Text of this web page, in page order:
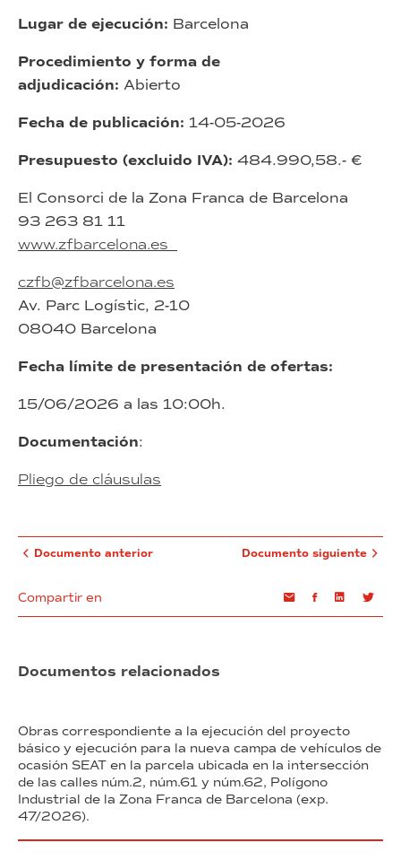
Lugar de ejecución: Barcelona
Procedimiento y forma de
adjudicación: Abierto
Fecha de publicación: 14-05-2026
Presupuesto (excluido IVA): 484.990,58.- €
El Consorci de la Zona Franca de Barcelona
93 263 81 11
www.zfbarcelona.es
czfb@zfbarcelona.es
Av. Parc Logístic, 2-10
08040 Barcelona
Fecha límite de presentación de ofertas:
15/06/2026 a las 10:00h.
Documentación:
Pliego de cláusulas
Documento anterior
Compartir en EmailFacebookLinkedin
Documento siguiente
Documentos relacionados
Obras correspondiente a la ejecución del proyecto
básico y ejecución para la nueva campa de vehículos de
ocasión SEAT en la parcela ubicada en la intersección
de las calles núm.2, núm.61 y núm.62, Polígono
Industrial de la Zona Franca de Barcelona (exp.
47/2026).